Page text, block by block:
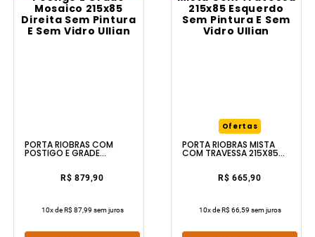
PORTA RIOBRAS COM
POSTIGO E GRADE
R$ 879,90
10x deR$ 87,99 sem juros
Ofertas
PORTA RIOBRAS MISTA
COM TRAVESSA 215X85
R$ 665,90
10x deR$ 66,59 sem juros